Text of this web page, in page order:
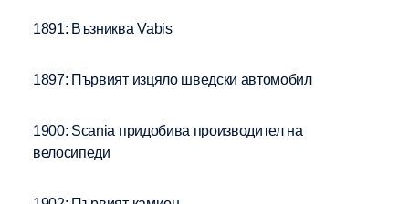
1891: Възниква Vabis
1897: Първият изцяло шведски автомобил
1900: Scania придобива производител на
велосипеди